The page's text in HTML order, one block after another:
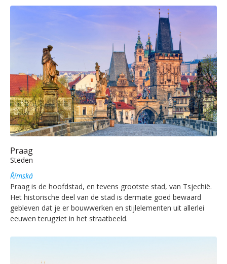
Praag
Steden
Římská
Praag is de hoofdstad, en tevens grootste stad, van Tsjechië.
Het historische deel van de stad is dermate goed bewaard
gebleven dat je er bouwwerken en stijlelementen uit allerlei
eeuwen terugziet in het straatbeeld.